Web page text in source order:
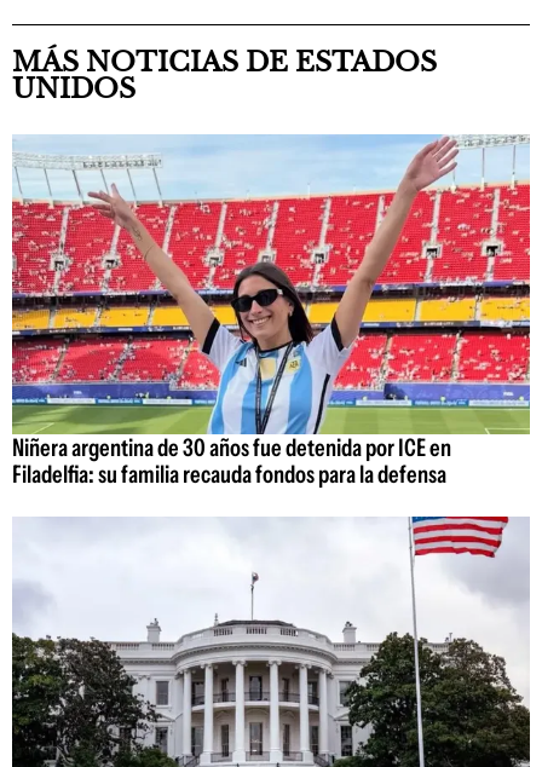
MÁS NOTICIAS DE ESTADOS
UNIDOS
Niñera argentina de 30 años fue detenida por ICE en
Filadelfia: su familia recauda fondos para la defensa